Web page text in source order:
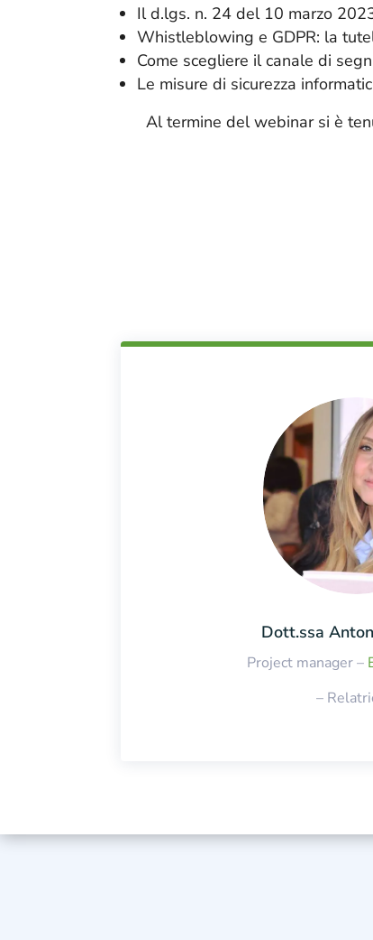
Il d.lgs. n. 24 del 10 marzo
Whistleblowing e GDPR: la
Come scegliere il canale di
Le misure di sicurezza
Al termine del webinar si è
Dott.ssa
Project manager –
–